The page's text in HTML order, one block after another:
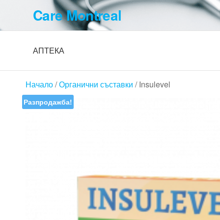
the
Care Montreal
АПТЕКА
Начало/Органични съставки / Insulevel
Разпродажба!